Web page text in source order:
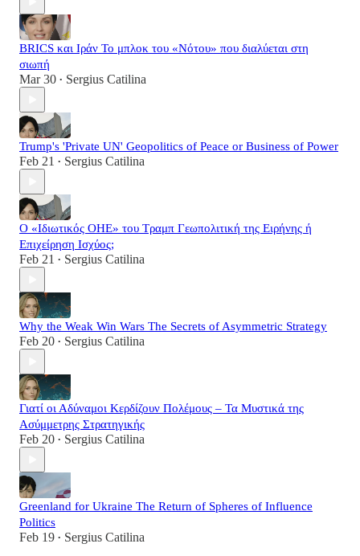
BRICS και Ιράν Το μπλοκ του «Νότου» που διαλύεται στη
σιωπή
Mar 30 • Sergius Catilina
Trump's 'Private UN' Geopolitics of Peace or Business of Power
Feb 21 • Sergius Catilina
Ο «Ιδιωτικός ΟΗΕ» του Τραμπ Γεωπολιτική της Ειρήνης ή
Επιχείρηση Ισχύος;
Feb 21 • Sergius Catilina
Why the Weak Win Wars The Secrets of Asymmetric Strategy
Feb 20 • Sergius Catilina
Γιατί οι Αδύναμοι Κερδίζουν Πολέμους – Τα Μυστικά της
Ασύμμετρης Στρατηγικής
Feb 20 • Sergius Catilina
Greenland for Ukraine The Return of Spheres of Influence
Politics
Feb 19 • Sergius Catilina